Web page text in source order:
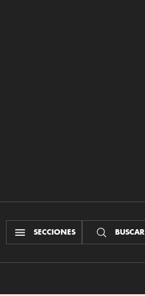
SECCIONES BUSCAR